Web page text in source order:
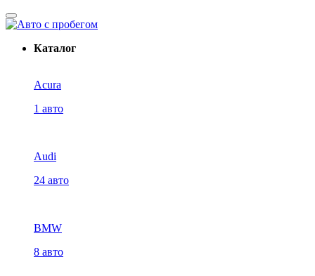
Каталог
Acura
1 авто
Audi
24 авто
BMW
8 авто